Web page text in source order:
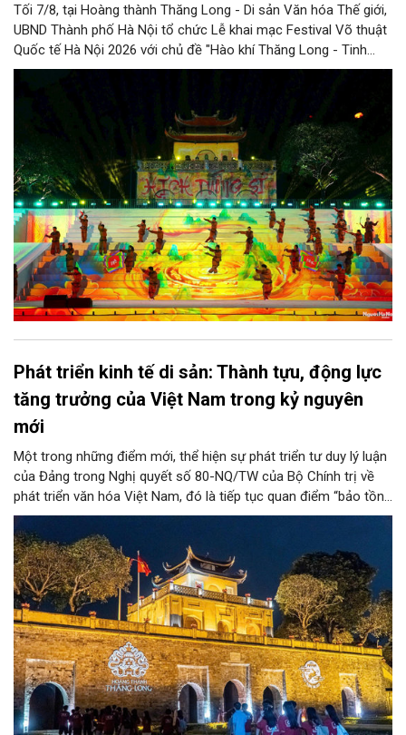
Tối 7/8, tại Hoàng thành Thăng Long - Di sản Văn hóa Thế giới,
UBND Thành phố Hà Nội tổ chức Lễ khai mạc Festival Võ thuật
Quốc tế Hà Nội 2026 với chủ đề "Hào khí Thăng Long - Tinh
hoa võ Việt". Lần đầu tiên được tổ chức, Festival đánh dấu
hóa - thể thao mang tầm quốc tế, góp phần tôn vinh truyền
thống thượng võ dân tộc, quảng bá hình ảnh Hà Nội và thúc đẩy
giao lưu văn hóa, thể thao với bạn bè thế giới.
Phát triển kinh tế di sản: Thành tựu, động lực
tăng trưởng của Việt Nam trong kỷ nguyên
mới
Một trong những điểm mới, thể hiện sự phát triển tư duy lý luận
của Đảng trong Nghị quyết số 80-NQ/TW của Bộ Chính trị về
phát triển văn hóa Việt Nam, đó là tiếp tục quan điểm “bảo tồn
và phát huy giá trị di sản văn hóa gắn kết với phát triển kinh tế -
xã hội và du lịch”; đồng thời, nâng lên một tầm cao mới: “phát
triển kinh tế di sản”.